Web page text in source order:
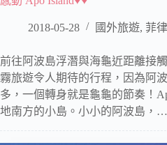
2018-05-28 國外旅遊, 菲
前往阿波島浮潛與海龜近距離接
霧旅遊令人期待的行程，因為阿
多，一個轉身就是龜龜的節奏！
地南方的小島。小小的阿波島，…